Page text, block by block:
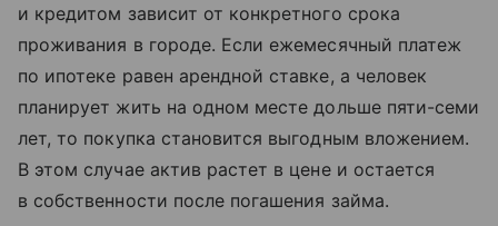
и кредитом зависит от конкретного срока
проживания в городе. Если ежемесячный платеж
по ипотеке равен арендной ставке, а человек
планирует жить на одном месте дольше пяти-семи
лет, то покупка становится выгодным вложением.
В этом случае актив растет в цене и остается
в собственности после погашения займа.